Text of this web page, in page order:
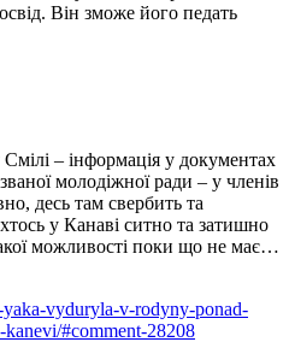
Він зможе його педать
– інформація у документах
молодіжної ради – у членів
десь там свербить та
у Канаві ситно та затишно
можливості поки що не має…
vyduryla-v-rodyny-ponad-
#comment-28208